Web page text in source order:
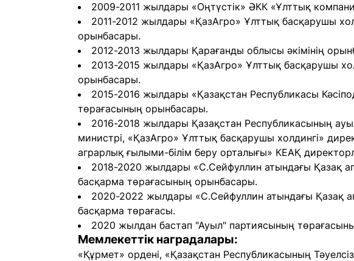
2009-2011 жылдары «Оңтүстік» ӘКК «Ұлттық
2011-2012 жылдары «ҚазАгро» Ұлттық басқарушы
орынбасары.
2012-2013 жылдары Қарағанды облысы әкімінің
2013-2015 жылдары «ҚазАгро» Ұлттық басқарушы
орынбасары.
2015-2016 жылдары «Қазақстан Республикасы
төрағасының орынбасары.
2016-2018 жылдары Қазақстан Республикасының
министрі, «ҚазАгро» Ұлттық басқарушы холдингі»
аграрлық ғылыми-білім беру орталығы» КЕАҚ
2018-2020 жылдары «С.Сейфуллин атындағы Қазақ
басқарма төрағасының орынбасары.
2020-2022 жылдары «С.Сейфуллин атындағы Қазақ
басқарма төрағасы.
2020 жылдан бастап "Ауыл" партиясының
Мемлекеттік наградалары:
«Құрмет» ордені, «Қазақстан Республикасының